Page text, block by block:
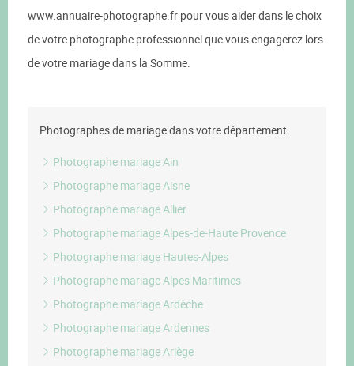
www.annuaire-photographe.fr pour vous aider dans le choix
de votre photographe professionnel que vous engagerez lors
de votre mariage dans la Somme.
Photographes de mariage dans votre département
Photographe mariage Ain
Photographe mariage Aisne
Photographe mariage Allier
Photographe mariage Alpes-de-Haute Provence
Photographe mariage Hautes-Alpes
Photographe mariage Alpes Maritimes
Photographe mariage Ardèche
Photographe mariage Ardennes
Photographe mariage Ariège